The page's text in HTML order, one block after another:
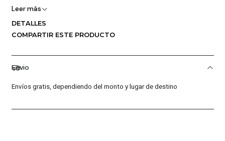
mejorando la ventilación y el flujo de aire interno, lo que
absorber el sudor y distribuirlo uniformemente por la
superficie, favoreciendo su rápida evaporación. Y en la parte
ajuste personalizado y preciso, garantizando que la gorra se
Leer más
DETALLES
COMPARTIR ESTE PRODUCTO
Envio
Envíos gratis, dependiendo del monto y lugar de destino